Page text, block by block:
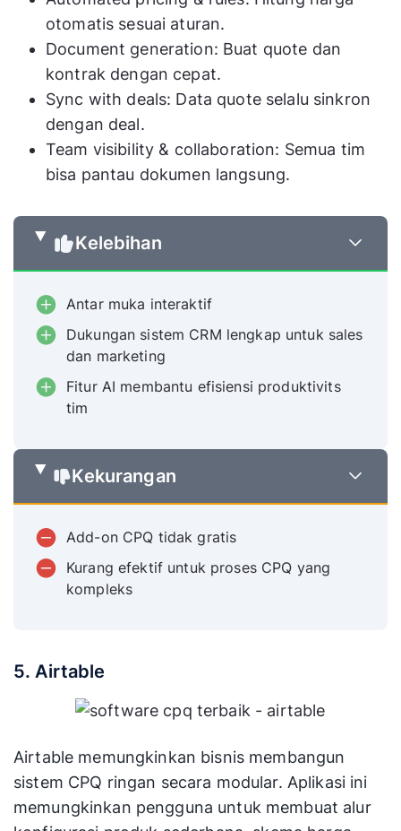
otomatis sesuai aturan.
Document generation: Buat quote dan
kontrak dengan cepat.
Sync with deals: Data quote selalu sinkron
dengan deal.
Team visibility & collaboration: Semua tim
bisa pantau dokumen langsung.
Kelebihan
Antar muka interaktif
Dukungan sistem CRM lengkap untuk sales
dan marketing
Fitur AI membantu efisiensi produktivits
tim
Kekurangan
Add-on CPQ tidak gratis
Kurang efektif untuk proses CPQ yang
kompleks
5. Airtable
Airtable memungkinkan bisnis membangun
sistem CPQ ringan secara modular. Aplikasi ini
memungkinkan pengguna untuk membuat alur